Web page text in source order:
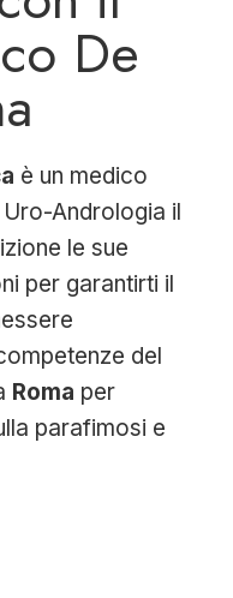
De
è un medico
Andrologia il
le sue
per garantirti il
del
Roma per
parafimosi e